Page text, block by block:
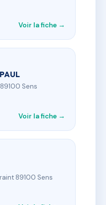
Voir la fiche →
Sens
Voir la fiche →
89100 Sens